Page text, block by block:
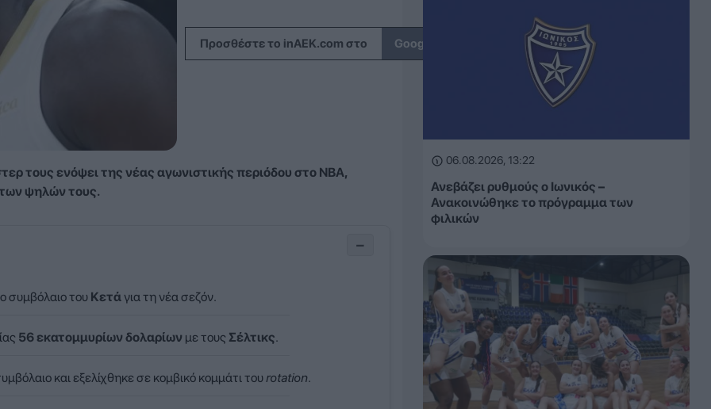
Προσθέστε το inAEK.com στο Google
τους ενόψει της νέας αγωνιστικής περιόδου στο NBA,
ψηλών τους.
−
συμβόλαιο του Κετάγια τη νέα σεζόν.
56 εκατομμυρίων δολαρίων με τους Σέλτικς.
και εξελίχθηκε σε κομβικό κομμάτι του rotation.
06.08.2026, 13:22
Ανεβάζει ρυθμούς ο Ιωνικός –
Ανακοινώθηκε το πρόγραμμα των
φιλικών